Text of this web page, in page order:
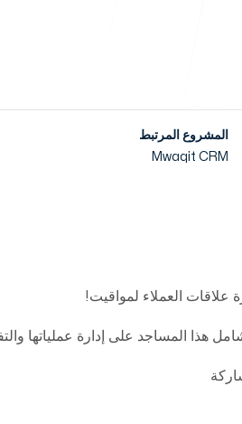
حلول CMS
المشروع المرتبط
Mwaqit CRM
علاقات العملاء لمواقيت!
هذا المساجد على إدارة عملياتها